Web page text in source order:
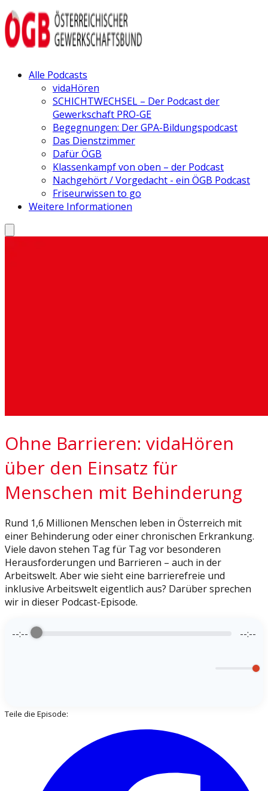
Alle Podcasts
vidaHören
SCHICHTWECHSEL – Der Podcast der
Gewerkschaft PRO-GE
Begegnungen: Der GPA-Bildungspodcast
Das Dienstzimmer
Dafür ÖGB
Klassenkampf von oben – der Podcast
Nachgehört / Vorgedacht - ein ÖGB Podcast
Friseurwissen to go
Weitere Informationen
Ohne Barrieren: vidaHören
über den Einsatz für
Menschen mit Behinderung
Rund 1,6 Millionen Menschen leben in Österreich mit
einer Behinderung oder einer chronischen Erkrankung.
Viele davon stehen Tag für Tag vor besonderen
Herausforderungen und Barrieren – auch in der
Arbeitswelt. Aber wie sieht eine barrierefreie und
inklusive Arbeitswelt eigentlich aus? Darüber sprechen
wir in dieser Podcast-Episode.
--:-- --:--
Teile die Episode: